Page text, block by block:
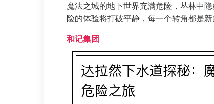
魔法之城的地下世界充满危险，丛林中
险的体验将打破平静，每一个转角都是
和记集团